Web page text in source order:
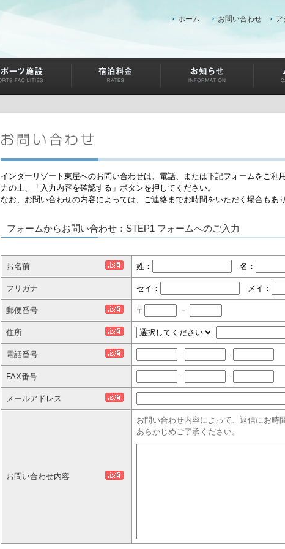
ホーム お問い合わせ ア
インターリゾート東屋へのお問い合わせは、電話、または下記フォームをご利
力の上、「入力内容を確認する」ボタンを押してください。
なお、お問い合わせの内容によっては、ご連絡までお時間をいただく場合もあ
フォームからお問い合わせ：STEP1 フォームへのご入力
お名前 姓： 名：
フリガナ セイ： メイ：
郵便番号 〒 －
住所
電話番号 - -
FAX番号 - -
メールアドレス
お問い合わせ内容
お問い合わせ内容によって、返信にお時
あらかじめご了承ください。